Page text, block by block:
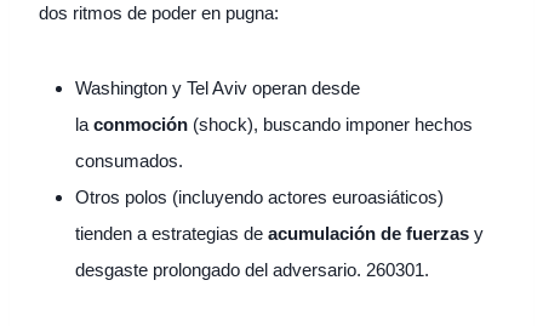
dos ritmos de poder en pugna:
Washington y Tel Aviv operan desde
la conmoción (shock), buscando imponer hechos
consumados.
Otros polos (incluyendo actores euroasiáticos)
tienden a estrategias de acumulación de fuerzas y
desgaste prolongado del adversario. 260301.